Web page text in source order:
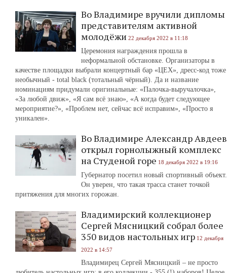
Во Владимире вручили дипломы
представителям активной
молодёжи 22 декабря 2022 в 11:18
Церемония награждения прошла в
неформальной обстановке. Организаторы в
качестве площадки выбрали концертный бар «ЦЕХ», дресс-код тоже
необычный - total black (тотальный чёрный). Да и название
номинациям придумали оригинальные: «Палочка-выручалочка»,
«За любой движ», «Я сам всё знаю», «А когда будет следующее
мероприятие?», «Проблем нет, сейчас всё исправим», «Просто я
уникален».
Во Владимире Александр Авдеев
открыл горнолыжный комплекс
на Студеной горе 18 декабря 2022 в 19:16
Губернатор посетил новый спортивный объект.
Он уверен, что такая трасса станет точкой
притяжения для многих горожан.
Владимирский коллекционер
Сергей Мясницкий собрал более
350 видов настольных игр 12 декабря
2022 в 14:57
Владимирец Сергей Мясницкий – не просто